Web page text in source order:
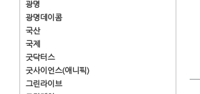
광명
광명데이콤
국산
국제
굿닥터스
굿사이언스(애니픽)
그린라이브